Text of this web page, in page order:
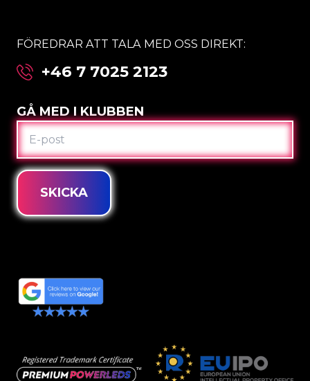
FÖREDRAR ATT TALA MED OSS DIREKT:
+46 7 7025 2123
GÅ MED I KLUBBEN
E-
POST
SKICKA